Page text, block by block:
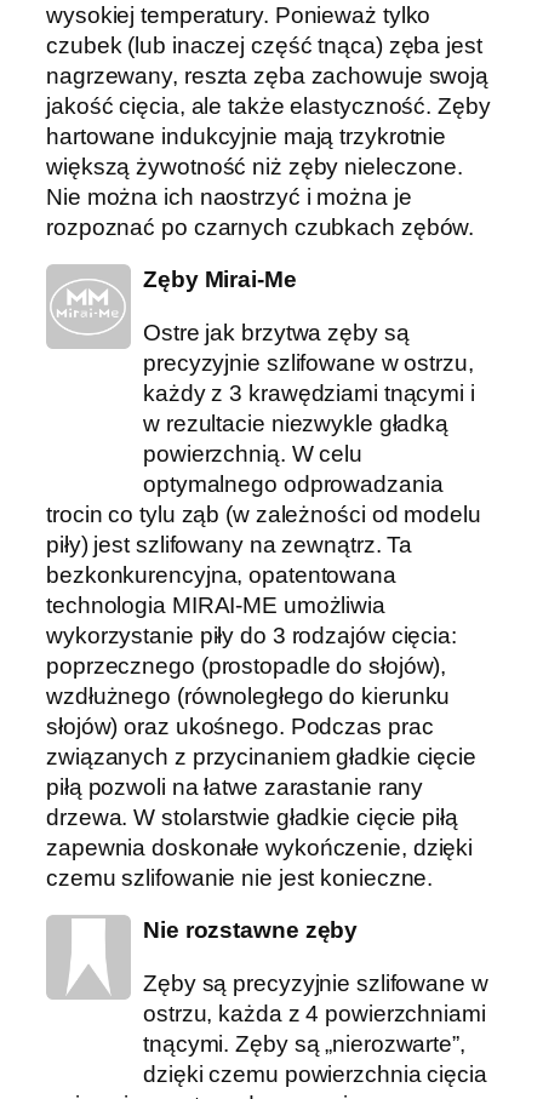
wysokiej temperatury. Ponieważ tylko
czubek (lub inaczej część tnąca) zęba jest
nagrzewany, reszta zęba zachowuje swoją
jakość cięcia, ale także elastyczność. Zęby
hartowane indukcyjnie mają trzykrotnie
większą żywotność niż zęby nieleczone.
Nie można ich naostrzyć i można je
rozpoznać po czarnych czubkach zębów.
Zęby Mirai-Me
Ostre jak brzytwa zęby są
precyzyjnie szlifowane w ostrzu,
każdy z 3 krawędziami tnącymi i
w rezultacie niezwykle gładką
powierzchnią. W celu
optymalnego odprowadzania
trocin co tylu ząb (w zależności od modelu
piły) jest szlifowany na zewnątrz. Ta
bezkonkurencyjna, opatentowana
technologia MIRAI-ME umożliwia
wykorzystanie piły do ​​3 rodzajów cięcia:
poprzecznego (prostopadle do słojów),
wzdłużnego (równoległego do kierunku
słojów) oraz ukośnego. Podczas prac
związanych z przycinaniem gładkie cięcie
piłą pozwoli na łatwe zarastanie rany
drzewa. W stolarstwie gładkie cięcie piłą
zapewnia doskonałe wykończenie, dzięki
czemu szlifowanie nie jest konieczne.
Nie rozstawne zęby
Zęby są precyzyjnie szlifowane w
ostrzu, każda z 4 powierzchniami
tnącymi. Zęby są „nierozwarte”,
dzięki czemu powierzchnia cięcia